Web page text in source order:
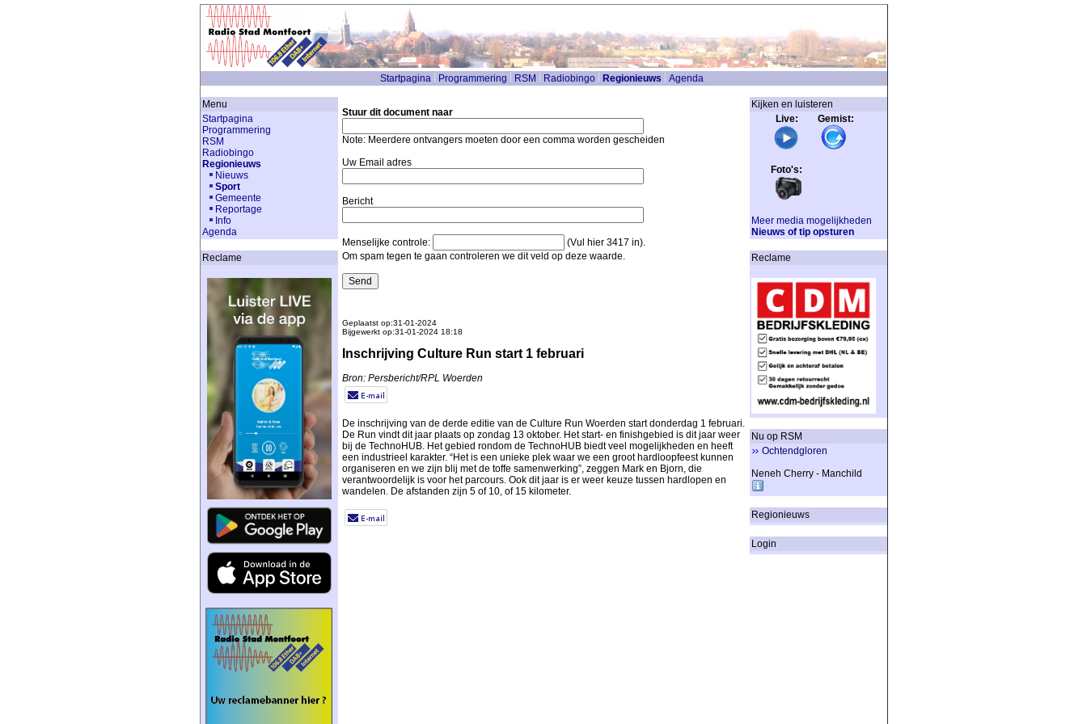
Startpagina Programmering RSM Radiobingo Regionieuws Agenda
Menu
Startpagina
Programmering
RSM
Radiobingo
Regionieuws
Nieuws
Sport
Gemeente
Reportage
Info
Agenda
Reclame
Stuur dit document naar
Note: Meerdere ontvangers moeten door een comma worden gescheiden
Uw Email adres
Bericht
Menselijke controle:
(Vul hier 3417 in).
Om spam tegen te gaan controleren we dit veld op deze waarde.
Geplaatst op:31-01-2024
Bijgewerkt op:31-01-2024 18:18
Inschrijving Culture Run start 1 februari
Bron: Persbericht/RPL Woerden
De inschrijving van de derde editie van de Culture Run Woerden start donderdag 1 februari.
De Run vindt dit jaar plaats op zondag 13 oktober. Het start- en finishgebied is dit jaar weer
bij de TechnoHUB. Het gebied rondom de TechnoHUB biedt veel mogelijkheden en heeft
een industrieel karakter. “Het is een unieke plek waar we een groot hardloopfeest kunnen
organiseren en we zijn blij met de toffe samenwerking”, zeggen Mark en Bjorn, die
verantwoordelijk is voor het parcours. Ook dit jaar is er weer keuze tussen hardlopen en
wandelen. De afstanden zijn 5 of 10, of 15 kilometer.
Kijken en luisteren
Live: Gemist:
Foto's:
Meer media mogelijkheden
Nieuws of tip opsturen
Reclame
Nu op RSM
Ochtendgloren
Neneh Cherry - Manchild
Regionieuws
Login